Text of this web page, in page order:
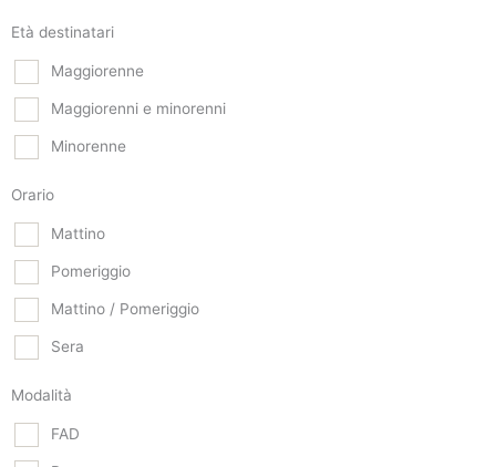
Età destinatari
Maggiorenne
Maggiorenni e minorenni
Minorenne
Orario
Mattino
Pomeriggio
Mattino / Pomeriggio
Sera
Modalità
FAD